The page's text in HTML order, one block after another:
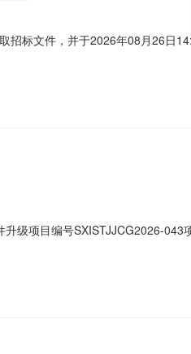
招标文件，并于2026年08月26日
满足教学科研工作的需求，计划
级项目编号SXISTJJCG2026-043